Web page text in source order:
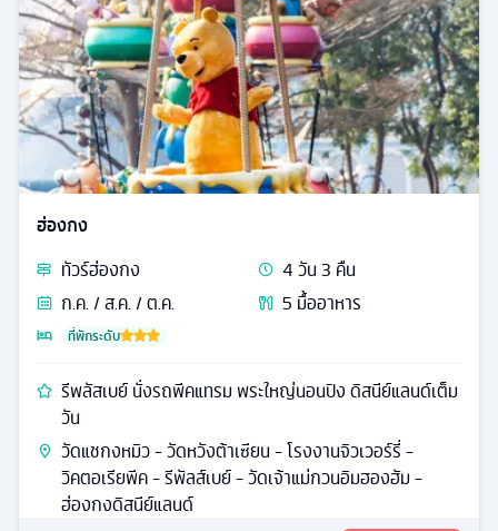
ฮ่องกง
ทัวร์ฮ่องกง 4วัน3 คืน
ก.ค. / ส.ค. / ต.ค.
5 มื้ออาหาร
ที่พักระดับ
รีพลัสเบย์ นั่งรถพีคแทรม พระใหญ่นอนปิง ดิสนีย์แลนด์เต็ม
วัน
วัดแชกงหมิว - วัดหวังต้าเซียน - โรงงานจิวเวอร์รี่ -
วิคตอเรียพีค - รีพัลส์เบย์ - วัดเจ้าแม่กวนอิมฮองฮัม -
ฮ่องกงดิสนีย์แลนด์